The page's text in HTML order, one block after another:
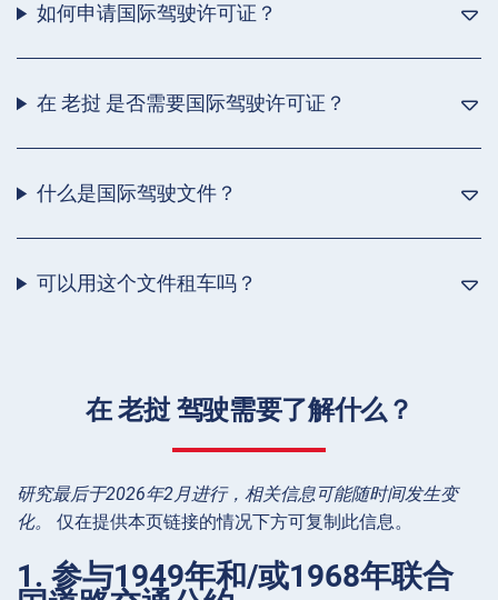
如何申请国际驾驶许可证？
在 老挝 是否需要国际驾驶许可证？
什么是国际驾驶文件？
可以用这个文件租车吗？
在 老挝 驾驶需要了解什么？
研究最后于2026年2月进行，相关信息可能随时间发生变
化。
仅在提供本页链接的情况下方可复制此信息。
1. 参与1949年和/或1968年联合